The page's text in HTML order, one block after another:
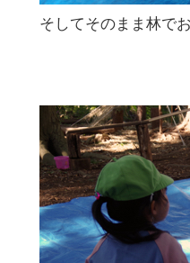
そしてそのまま林で